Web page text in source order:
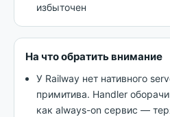
избыточен
На что обратить внимание
У Railway нет нативного
примитива. Handler
как always-on сервис —